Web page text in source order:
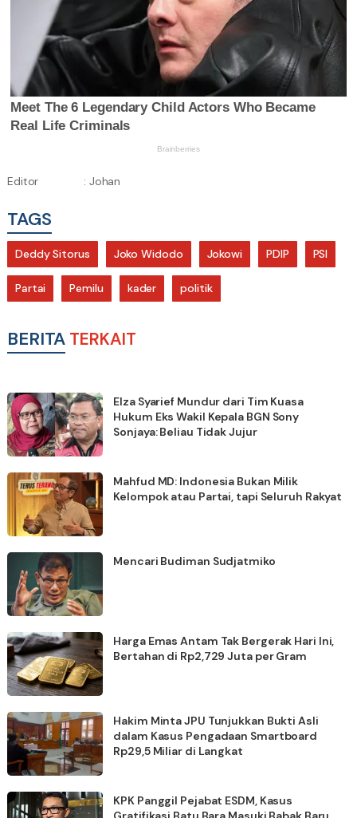
Editor : Johan
TAGS
Deddy Sitorus Joko Widodo Jokowi PDIP PSI
Partai Pemilu kader politik
BERITA TERKAIT
Elza Syarief Mundur dari Tim Kuasa
Hukum Eks Wakil Kepala BGN Sony
Sonjaya: Beliau Tidak Jujur
Mahfud MD: Indonesia Bukan Milik
Kelompok atau Partai, tapi Seluruh Rakyat
Mencari Budiman Sudjatmiko
Harga Emas Antam Tak Bergerak Hari Ini,
Bertahan di Rp2,729 Juta per Gram
Hakim Minta JPU Tunjukkan Bukti Asli
dalam Kasus Pengadaan Smartboard
Rp29,5 Miliar di Langkat
KPK Panggil Pejabat ESDM, Kasus